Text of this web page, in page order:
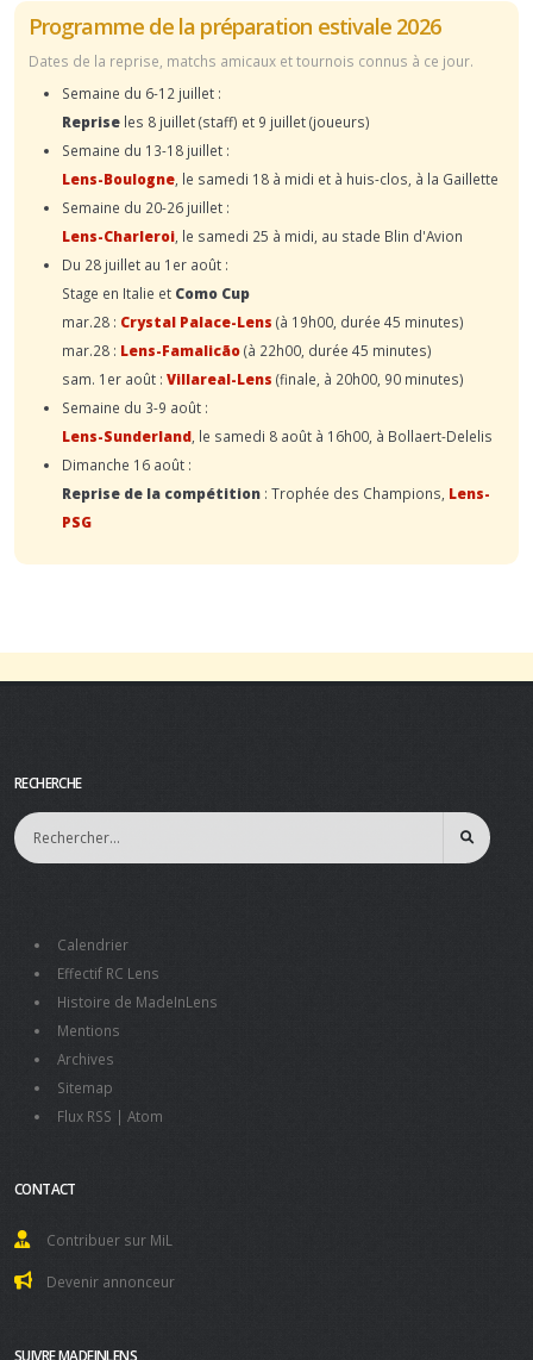
Programme de la préparation estivale 2026
Dates de la reprise, matchs amicaux et tournois connus à ce jour.
Semaine du 6-12 juillet :
Reprise les 8 juillet (staff) et 9 juillet (joueurs)
Semaine du 13-18 juillet :
Lens-Boulogne , le samedi 18 à midi et à huis-clos, à la Gaillette
Semaine du 20-26 juillet :
Lens-Charleroi , le samedi 25 à midi, au stade Blin d'Avion
Du 28 juillet au 1er août :
Stage en Italie et Como Cup
mar.28 : Crystal Palace-Lens (à 19h00, durée 45 minutes)
mar.28 : Lens-Famalicão(à 22h00, durée 45 minutes)
sam. 1er août : Villareal-Lens (finale, à 20h00, 90 minutes)
Semaine du 3-9 août :
Lens-Sunderland , le samedi 8 août à 16h00, à Bollaert-Delelis
Dimanche 16 août :
Reprise de la compétition : Trophée des Champions, Lens-
PSG
RECHERCHE
Calendrier
Effectif RC Lens
Histoire de MadeInLens
Mentions
Archives
Sitemap
Flux RSS | Atom
CONTACT
Contribuer sur MiL
Devenir annonceur
SUIVRE MADEINLENS